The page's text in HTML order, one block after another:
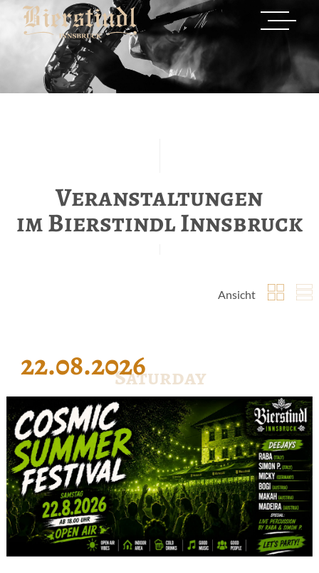
Veranstaltungen
im Bierstindl Innsbruck
Ansicht
Saturday
22.08.2026